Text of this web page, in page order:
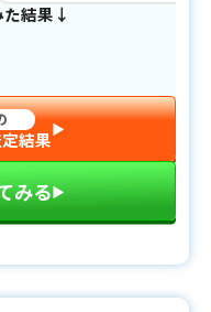
た結果↓
結果▶︎
みる▶︎